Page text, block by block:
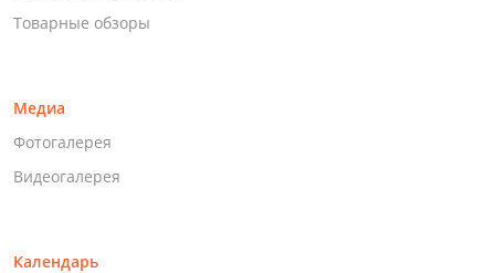
Товарные обзоры
Медиа
Фотогалерея
Видеогалерея
Календарь